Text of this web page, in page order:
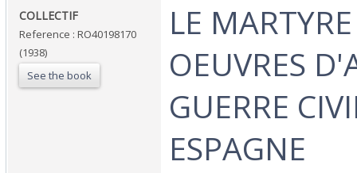
‎COLLECTIF‎
Reference : RO40198170
(1938)
See the book
‎LE
OEUVRES
GUERRE
ESPAGNE‎